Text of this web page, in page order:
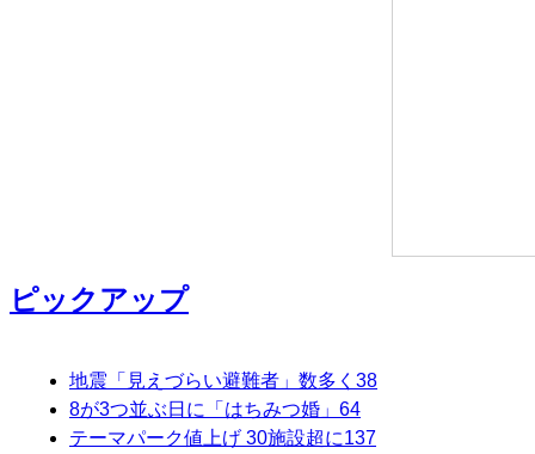
ピックアップ
地震「見えづらい避難者」数多く 38
8が3つ並ぶ日に「はちみつ婚」 64
テーマパーク値上げ 30施設超に137